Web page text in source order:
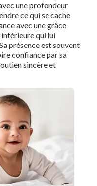
une profondeur
ce qui se cache
avec une grâce
intérieure qui lui
présence est souvent
confiance par sa
sincère et